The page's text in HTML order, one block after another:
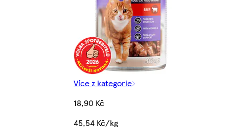
Více z kategorie
18,90 Kč
45,54 Kč/kg